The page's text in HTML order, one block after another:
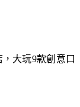
大玩9款創意口